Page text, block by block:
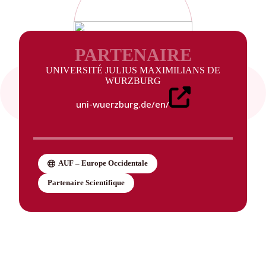
PARTENAIRE
UNIVERSITÉ JULIUS MAXIMILIANS DE
WURZBURG
uni-wuerzburg.de/en/
AUF – Europe Occidentale
Partenaire Scientifique